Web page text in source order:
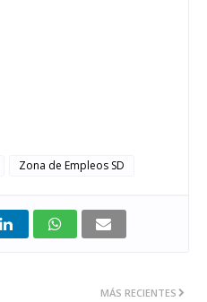
Zona de Empleos SD
MÁS RECIENTES